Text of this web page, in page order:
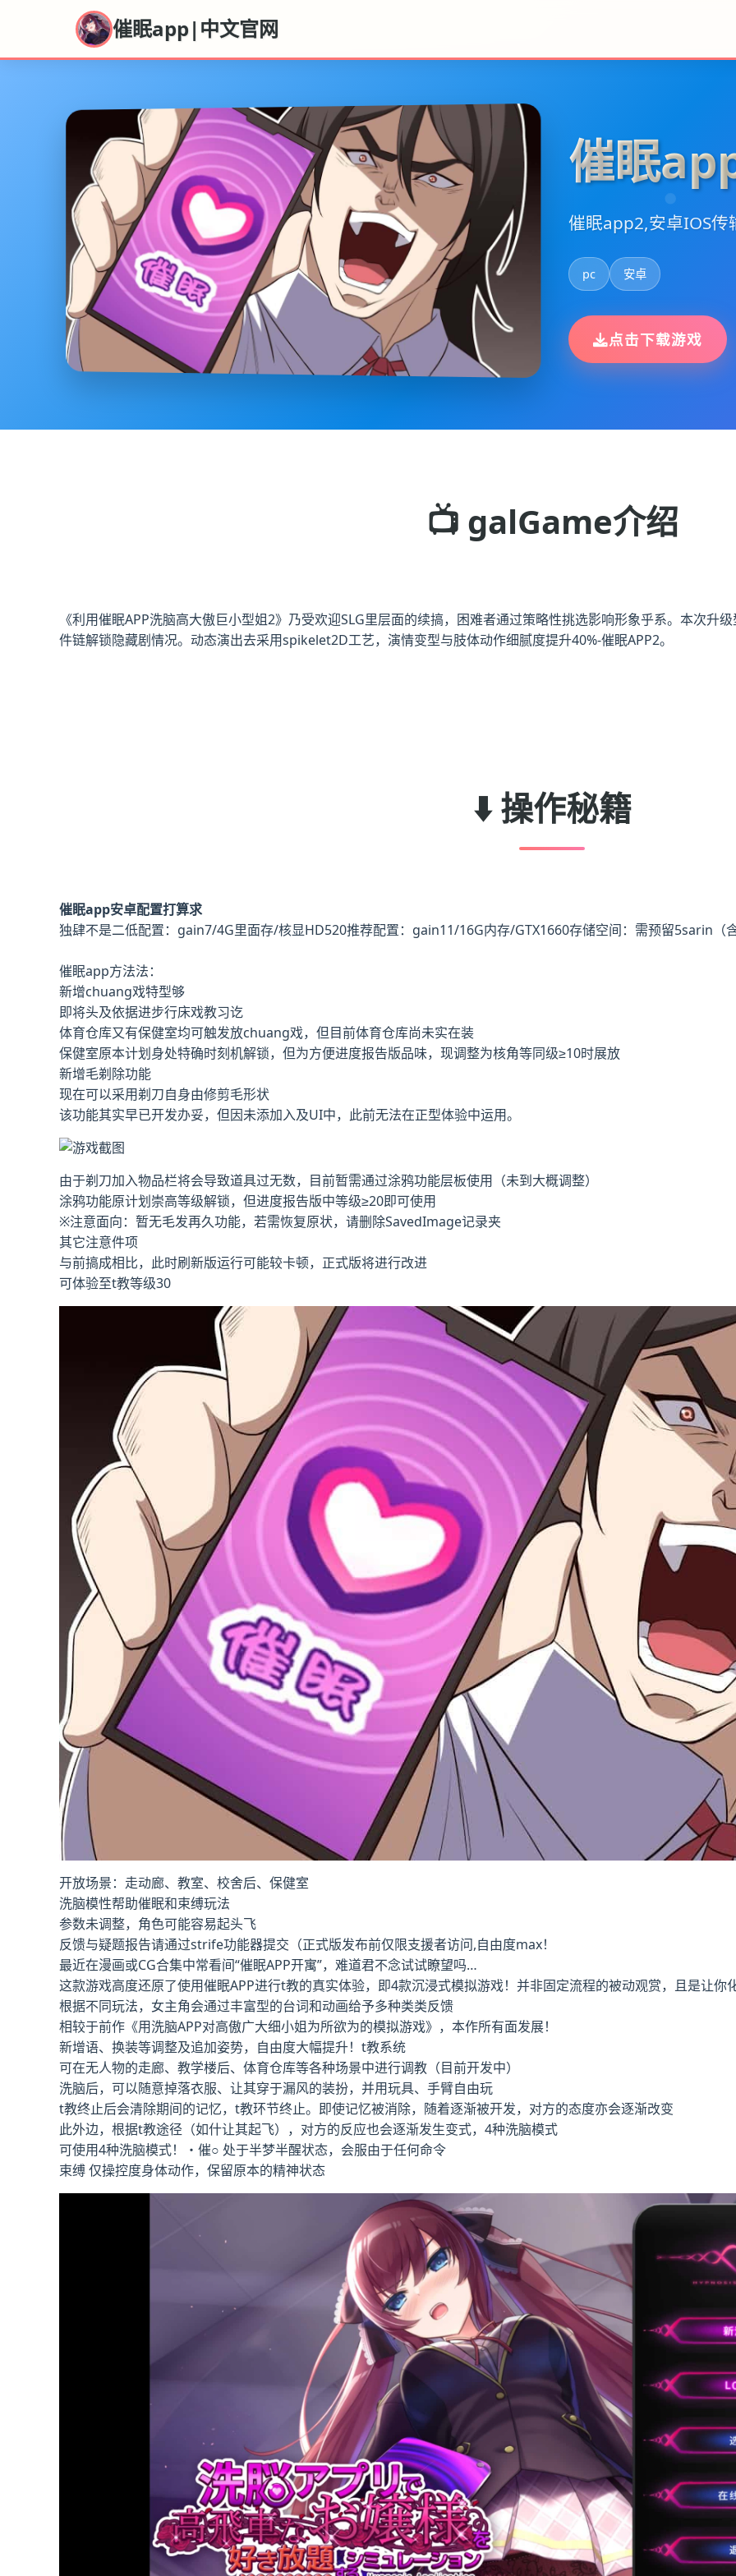
催眠app|中文官网
催眠
催眠app2,安卓IOS传
pc 安卓
点击下载游戏
📺 galGame介绍
《利用催眠APP洗脑高大傲巨小型姐2》乃受欢迎SLG里层面的续搞，困难者通过策略性挑选影响形象乎系。本次升
件链解锁隐藏剧情况。动态演出去采用spikelet2D工艺，演情变型与肢体动作细腻度提升40%-催眠APP2。
⬇️ 操作秘籍
催眠app安卓配置打算求
​独肆不是二低配置​​：gain7/4G里面存/核显HD520​推荐配置​​：gain11/16G内存/GTX1660​存储空间​：需预留5sarin（
催眠app方法法：
新增chuang戏特型够
即将头及依据进步行床戏教习讫
体育仓库又有保健室均可触发放chuang戏，但目前体育仓库尚未实在装
保健室原本计划身处特确时刻机解锁，但为方便进度报告版品味，现调整为核角等同级≥10时展放
新增毛剃除功能
现在可以采用剃刀自身由修剪毛形状
该功能其实早已开发办妥，但因未添加入及UI中，此前无法在正型体验中运用。
由于剃刀加入物品栏将会导致道具过无数，目前暂需通过涂鸦功能层板使用（未到大概调整）
涂鸦功能原计划崇高等级解锁，但进度报告版中等级≥20即可使用
※注意面向：暂无毛发再久功能，若需恢复原状，请删除SavedImage记录夹
其它注意件项
与前搞成相比，此时刷新版运行可能较卡顿，正式版将进行改进
可体验至t教等级30
开放场景：走动廊、教室、校舍后、保健室
洗脑模性帮助催眠和束缚玩法
参数未调整，角色可能容易起头飞
反馈与疑题报告请通过strife功能器提交（正式版发布前仅限支援者访问,自由度max！
最近在漫画或CG合集中常看间“催眠APP开寓”，难道君不念试试瞭望吗…
这款游戏高度还原了使用催眠APP进行t教的真实体验，即4款沉浸式模拟游戏！并非固定流程的被动观赏，且是让你
根据不同玩法，女主角会通过丰富型的台词和动画给予多种类类反馈
相较于前作《用洗脑APP对高傲广大细小姐为所欲为的模拟游戏》，本作所有面发展！
新增语、换装等调整及追加姿势，自由度大幅提升！t教系统
可在无人物的走廊、教学楼后、体育仓库等各种场景中进行调教（目前开发中）
洗脑后，可以随意掉落衣服、让其穿于漏风的装扮，并用玩具、手臂自由玩
t教终止后会清除期间的记忆，t教环节终止。即使记忆被消除，随着逐渐被开发，对方的态度亦会逐渐改变
此外边，根据t教途径（如什让其起飞），对方的反应也会逐渐发生变式，4种洗脑模式
可使用4种洗脑模式！・催○ 处于半梦半醒状态，会服由于任何命令
束缚 仅操控度身体动作，保留原本的精神状态